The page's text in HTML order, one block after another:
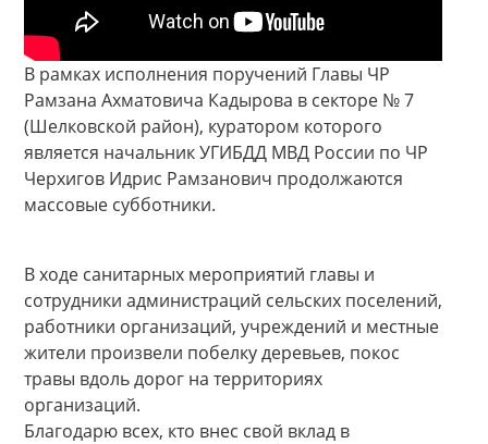
В рамках исполнения поручений Главы ЧР
Рамзана Ахматовича Кадырова в секторе № 7
(Шелковской район), куратором которого
является начальник УГИБДД МВД России по ЧР
Черхигов Идрис Рамзанович продолжаются
массовые субботники.
В ходе санитарных мероприятий главы и
сотрудники администраций сельских поселений,
работники организаций, учреждений и местные
жители произвели побелку деревьев, покос
травы вдоль дорог на территориях
организаций.
Благодарю всех, кто внес свой вклад в